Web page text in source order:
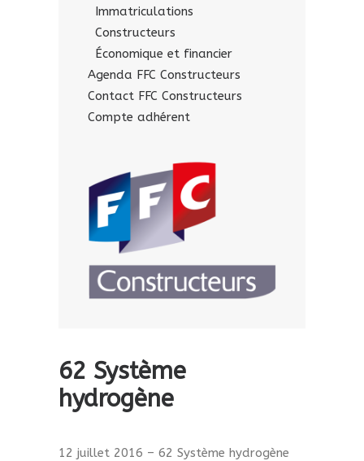
Immatriculations
Constructeurs
Économique et financier
Agenda FFC Constructeurs
Contact FFC Constructeurs
Compte adhérent
62 Système
hydrogène
12 juillet 2016 – 62 Système hydrogène